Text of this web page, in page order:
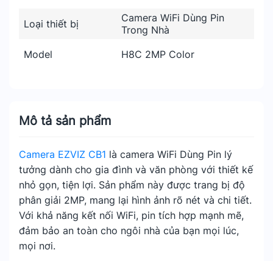
Mô tả sản phẩm
Camera EZVIZ CB1 là camera WiFi Dùng Pin lý
tưởng dành cho gia đình và văn phòng với thiết kế
nhỏ gọn, tiện lợi. Sản phẩm này được trang bị độ
phân giải 2MP, mang lại hình ảnh rõ nét và chi tiết.
Với khả năng kết nối WiFi, pin tích hợp mạnh mẽ,
đảm bảo an toàn cho ngôi nhà của bạn mọi lúc,
mọi nơi.
Loại thiết bị
Camera WiFi Dùng Pin
Trong Nhà
Model
H8C 2MP Color